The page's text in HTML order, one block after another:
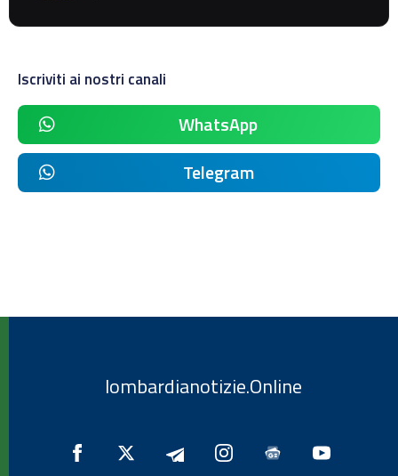
Iscriviti ai nostri canali
WhatsApp
Telegram
lombardianotizie.Online